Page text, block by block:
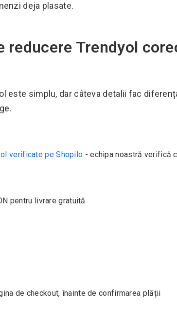
deja plasate.
reducere Trendyol
este simplu, dar câteva detalii fac
verificate pe Shopilo - echipa noastră verifică
pentru livrare gratuită
de checkout, înainte de confirmarea plății